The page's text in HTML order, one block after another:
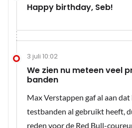
Happy birthday, Seb!
3 juli 10:02
We zien nu meteen veel
banden
Max Verstappen gaf al aan
testbanden al gebruikt heeft,
reden voor de Red Bull-